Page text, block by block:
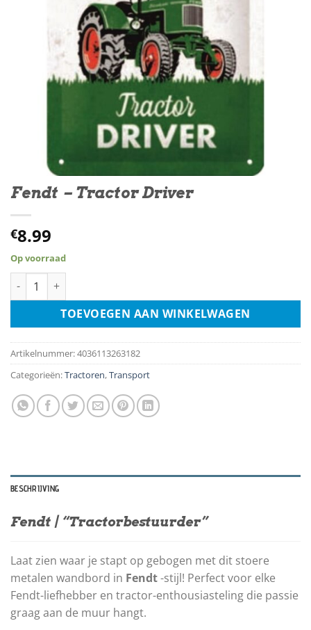
Fendt – Tractor Driver
€8.99
Op voorraad
Fendt - Tractor Driver aantal
TOEVOEGEN AAN WINKELWAGEN
Artikelnummer:4036113263182
Categorieën:Tractoren,Transport
BESCHRIJVING
Fendt | “Tractorbestuurder”
Laat zien waar je stapt op gebogen met dit stoere
metalen wandbord in Fendt-stijl! Perfect voor elke
Fendt-liefhebber en tractor-enthousiasteling die passie
graag aan de muur hangt.